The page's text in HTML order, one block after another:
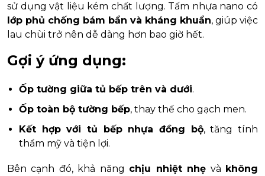
sử dụng vật liệu kém chất lượng. Tấm nhựa nano có
lớp phủ chống bám bẩn và kháng khuẩn, giúp việc
lau chùi trở nên dễ dàng hơn bao giờ hết.
Gợi ý ứng dụng:
Ốp tường giữa tủ bếp trên và dưới.
Ốp toàn bộ tường bếp, thay thế cho gạch men.
Kết hợp với tủ bếp nhựa đồng bộ, tăng tính
thẩm mỹ và tiện lợi.
Bên cạnh đó, khả năng chịu nhiệt nhẹ và không